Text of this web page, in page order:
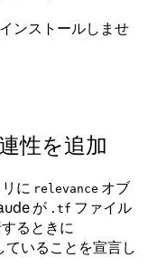
ンストールしませ
性を追加
に relevance オブ
が .tf ファイル
るときに
いることを宣言し